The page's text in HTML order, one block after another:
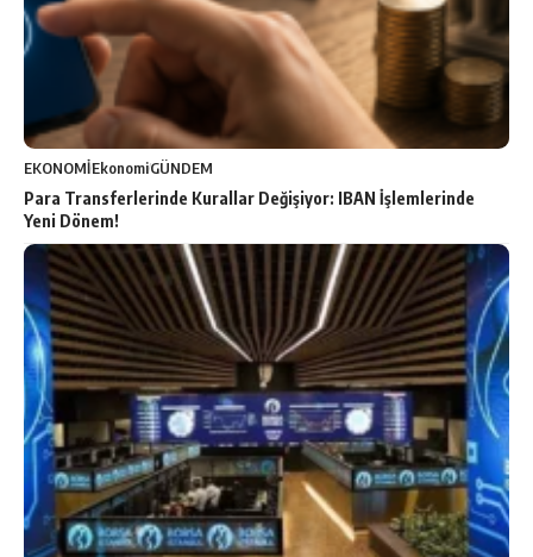
EKONOMİEkonomiGÜNDEM
Para Transferlerinde Kurallar Değişiyor: IBAN İşlemlerinde
Yeni Dönem!